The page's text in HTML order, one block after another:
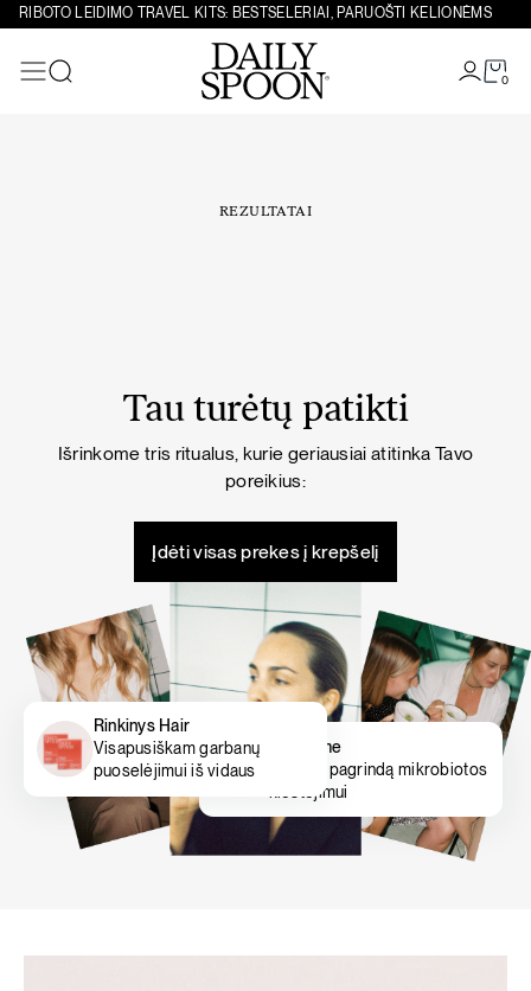
Eiti prie turinio
RIBOTO LEIDIMO TRAVEL KITS: BESTSELERIAI, PARUOŠTI KELIONĖMS
0
REZULTATAI
Tau turėtų patikti
Išrinkome tris ritualus, kurie geriausiai atitinka Tavo
poreikius:
Įdėti visas prekes į krepšelį
Gut prime
Padeda pagrindą mikrobiotos
klestėjimui
Rinkinys Hair
Visapusiškam garbanų
puoselėjimui iš vidaus